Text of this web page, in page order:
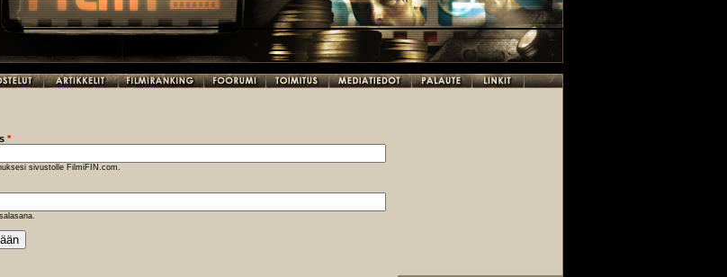
*
sivustolle FilmiFIN.com.